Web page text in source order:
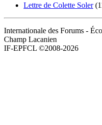
Lettre de Colette Soler
Internationale des Forums -
Champ Lacanien
IF-EPFCL ©2008-2026